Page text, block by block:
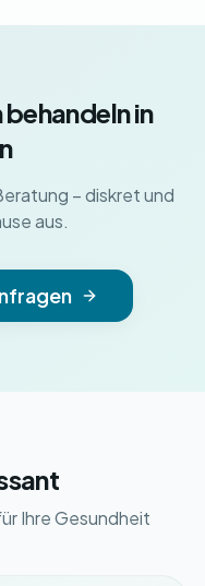
in
– diskret und
aus.
Ihre Gesundheit